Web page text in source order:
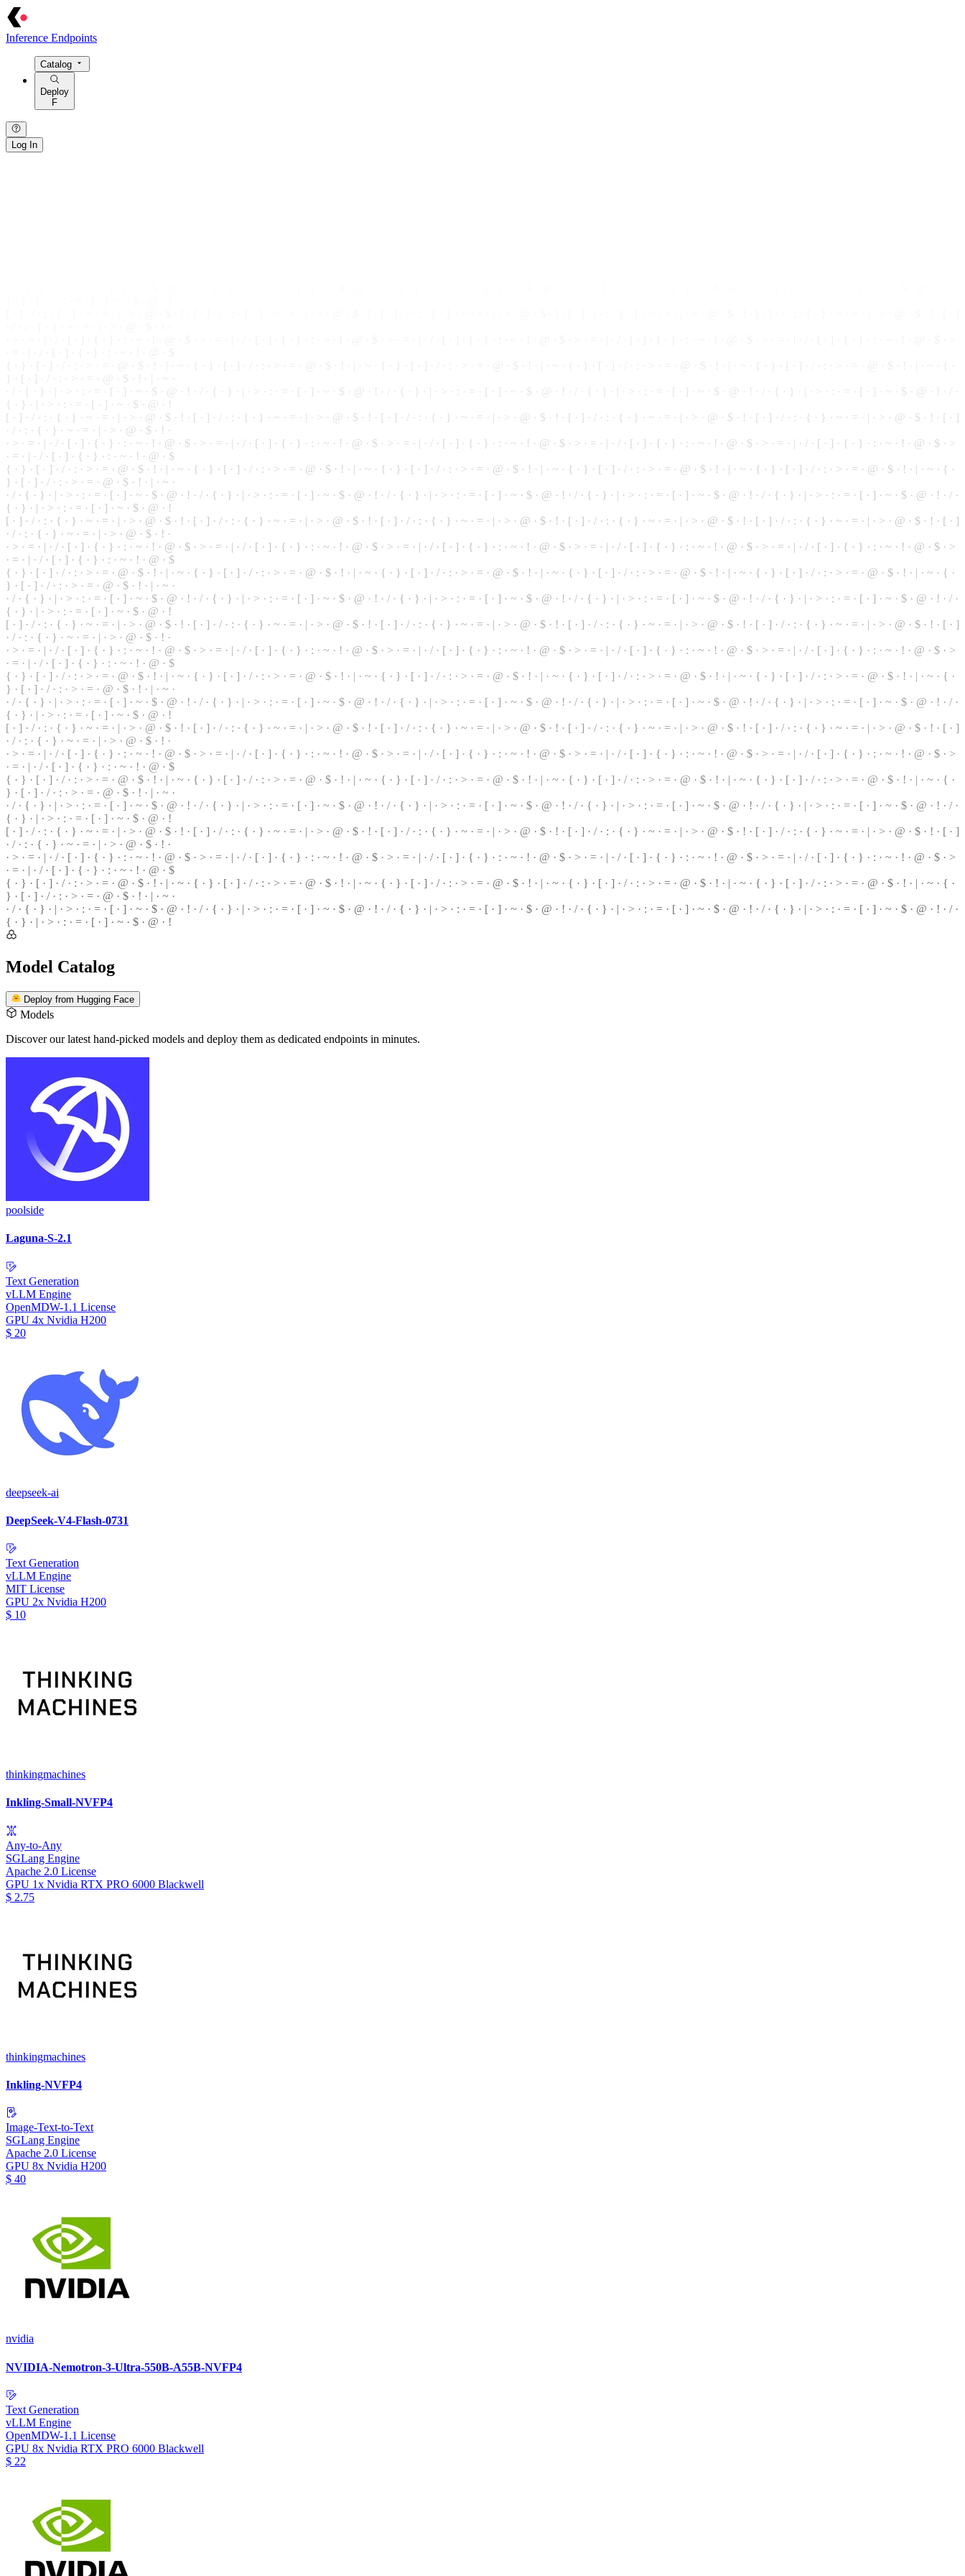
Inference Endpoints
Catalog
Deploy
F
Log In
} · [ · ] · / · : · > · = · @ · $ · ! · | · ~ ·
· / · { · } · | · > · : ·
· [ · ] · ~ · $ · @ · ! · / · { · } · | · > · : · = · [ · ] · ~ · $ · @ · ! · / · { · } · | · > · : · = · [ · ] · ~ · $ · @ · ! · / · { · } · | · > · : · = · [ · ] · ~ · $ · @ · ! · / · { · } · | · > · : · = · [ · ] · ~ · $ · @ · ! ·
·
{ · } · | · > · : · = · [ · ] · ~ · $ · @ · !
[ · ] · / · : · { · } · ~ · = · | · > · @ · $ · ! · [ · ] · / · : · { · } · ~ · = · | · > · @ · $ · ! · [ · ] · / · : · { · } · ~ · = · | · > · @ · $ · ! · [ · ] · / · : · { · } · ~ · = · | · > · @ · $ · ! · [ · ] · / · : · { · } · ~ · = · | · > · @ · $ · ! · [ · ]
· / · : · { · } · ~ · = · | · > · @ · $ · ! ·
· > · = · | · / · [ · ] · { · } · : · ~ · ! · @ · $ · > · = · | · / · [ · ] · { · } · : · ~ · ! · @ · $ · > · = · | · / · [ · ] · { · } · : · ~ · ! · @ · $ · > · = · | · / · [ · ] · { · } · : · ~ · ! · @ · $ · > · = · | · / · [ · ] · { · } · : · ~ · ! · @ · $ · >
· = · | · / · [ · ] · { · } · : · ~ · ! · @ · $
{ · } · [ · ] · / · : · > · = · @ · $ · ! · | · ~ · { · } · [ · ] · / · : · > · = · @ · $ · ! · | · ~ · { · } · [ · ] · / · : · > · = · @ · $ · ! · | · ~ · { · } · [ · ] · / · : · > · = · @ · $ · ! · | · ~ · { · } · [ · ] · / · : · > · = · @ · $ · ! · | · ~ · { ·
} · [ · ] · / · : · > · = · @ · $ · ! · | · ~ ·
· / · { · } · | · > · : · = · [ · ] · ~ · $ · @ · ! · / · { · } · | · > · : · = · [ · ] · ~ · $ · @ · ! · / · { · } · | · > · : · = · [ · ] · ~ · $ · @ · ! · / · { · } · | · > · : · = · [ · ] · ~ · $ · @ · ! · / · { · } · | · > · : · = · [ · ] · ~ · $ · @ · ! · / ·
{ · } · | · > · : · = · [ · ] · ~ · $ · @ · !
[ · ] · / · : · { · } · ~ · = · | · > · @ · $ · ! · [ · ] · / · : · { · } · ~ · = · | · > · @ · $ · ! · [ · ] · / · : · { · } · ~ · = · | · > · @ · $ · ! · [ · ] · / · : · { · } · ~ · = · | · > · @ · $ · ! · [ · ] · / · : · { · } · ~ · = · | · > · @ · $ · ! · [ · ]
· / · : · { · } · ~ · = · | · > · @ · $ · ! ·
· > · = · | · / · [ · ] · { · } · : · ~ · ! · @ · $ · > · = · | · / · [ · ] · { · } · : · ~ · ! · @ · $ · > · = · | · / · [ · ] · { · } · : · ~ · ! · @ · $ · > · = · | · / · [ · ] · { · } · : · ~ · ! · @ · $ · > · = · | · / · [ · ] · { · } · : · ~ · ! · @ · $ · >
· = · | · / · [ · ] · { · } · : · ~ · ! · @ · $
{ · } · [ · ] · / · : · > · = · @ · $ · ! · | · ~ · { · } · [ · ] · / · : · > · = · @ · $ · ! · | · ~ · { · } · [ · ] · / · : · > · = · @ · $ · ! · | · ~ · { · } · [ · ] · / · : · > · = · @ · $ · ! · | · ~ · { · } · [ · ] · / · : · > · = · @ · $ · ! · | · ~ · { ·
} · [ · ] · / · : · > · = · @ · $ · ! · | · ~ ·
· / · { · } · | · > · : · = · [ · ] · ~ · $ · @ · ! · / · { · } · | · > · : · = · [ · ] · ~ · $ · @ · ! · / · { · } · | · > · : · = · [ · ] · ~ · $ · @ · ! · / · { · } · | · > · : · = · [ · ] · ~ · $ · @ · ! · / · { · } · | · > · : · = · [ · ] · ~ · $ · @ · ! · / ·
{ · } · | · > · : · = · [ · ] · ~ · $ · @ · !
[ · ] · / · : · { · } · ~ · = · | · > · @ · $ · ! · [ · ] · / · : · { · } · ~ · = · | · > · @ · $ · ! · [ · ] · / · : · { · } · ~ · = · | · > · @ · $ · ! · [ · ] · / · : · { · } · ~ · = · | · > · @ · $ · ! · [ · ] · / · : · { · } · ~ · = · | · > · @ · $ · ! · [ · ]
· / · : · { · } · ~ · = · | · > · @ · $ · ! ·
· > · = · | · / · [ · ] · { · } · : · ~ · ! · @ · $ · > · = · | · / · [ · ] · { · } · : · ~ · ! · @ · $ · > · = · | · /· [ · ] · { · } · : · ~ · ! · @ · $ · > · = · | · / · [ · ] · { · } · : · ~ · ! · @ · $ · > · = · | · / · [ · ] · { · } · : · ~ · ! · @ · $ · >
· = · | · /· [ · ] · { · } · : · ~ · ! · @ · $
{ · } · [ · ] · / · : · > · = · @ · $ · ! · | · ~ · { · } · [ · ] · / · : · > · = · @ · $ · ! · | · ~ · { · } · [ · ] · / · : · > · = · @ · $ · ! · | · ~ · { · } · [ · ] · / · : · > · = · @ · $ · ! · | · ~ · { · } · [ · ] · / · : · > · = · @ · $ · ! · | · ~ · { ·
} · [ · ] · /· : · > · = · @ · $ · ! · | · ~ ·
· / · { · } · | · > · : · = · [ · ] · ~ · $ · @ · ! · / · { · } · | · > · : · = · [ · ] · ~ · $ · @ · ! · / · { · } · | · > · : · = · [ · ] · ~ · $ · @ · ! · /· { · } · | · > · : · = · [ · ] · ~ · $ · @ · ! · / · { · } · | · > · : · = · [ · ] · ~ · $ · @ · ! · / ·
{ · } · | · > · : · = · [ · ] · ~ · $ · @ · !
[ · ] · / · : · { · } · ~ · = · | · > · @ · $ · ! · [ · ] · / · : · { · } · ~ · = · | · > · @ · $ · ! · [ · ] · / · : · { · } · ~ · = · | · > · @ · $ · ! · [ · ] · / · : · { · } · ~ · = · | · > · @ · $ · ! · [ · ] · / · : · { · } · ~ · = · | · > · @ · $ · ! · [ · ]
· / · : · { · } · ~ · = · | · > · @ · $ · ! ·
· > · = · | · /· [ · ] · { · } · : · ~ · ! · @ · $ · > · = · | · / · [ · ] · { · } · : · ~ · ! · @ · $ · > · = · | · / · [ · ] · { · } · : · ~ · ! · @ · $ · > · = · | · / · [ · ] · { · } · : · ~ · ! · @ · $ · > · = · | · / · [ · ] · { · } · : · ~ · ! · @ · $ · >
· = · | · / · [ · ] · { · } · : · ~ · ! · @ · $
{ · } · [ · ] · / · : · > · = · @ · $ · ! · | · ~ · { · } · [ · ] · / · : · > · = · @ · $ · ! · | · ~ · { · } · [ · ] · / · : · > · = · @ · $ · ! · | · ~ · { · } · [ · ] · / · : · > · = · @ · $ · ! · | · ~ · { · } · [ · ] · / · : · > · = · @ · $ · ! · | · ~ · { ·
} · [ · ] · / · : · > · = · @ · $ · ! · | · ~ ·
· / · { · } · | · > · : · = · [ · ] · ~ · $ · @ · ! · / · { · } · | · > · : · = · [ · ] · ~ · $ · @ · ! · / · { · } · | · > · : · = · [ · ] · ~ · $ · @ · ! · / · { · } · | · > · : · = · [ · ] · ~ · $ · @ · ! · / · { · } · | · > · : · = · [ · ] · ~ · $ · @ · ! · / ·
{ · } · | · > · : · = · [ · ] · ~ · $ · @ · !
[ · ] · / · : · { · } · ~ · = · | · > · @ · $ · ! · [ · ] · / · : · { · } · ~ · = · | · > · @ · $ · ! · [ · ] · / · : · { · } · ~ · = · | · > · @ · $ · ! · [ · ] · / · : · { · } · ~ · = · | · > · @ · $ · ! · [ · ] · / · : · { · } · ~ · = · | · > · @ · $ · ! · [ · ]
· / · : · { · } · ~ · = · | · > · @ · $ · ! ·
· > · = · | · / · [ · ] · { · } · : · ~ · ! · @ · $ · > · = · | · / · [ · ] · { · } · : · ~ · ! · @ · $ · > · = · | · / · [ · ] · { · } · : · ~ · ! · @ · $ · > · = · | · / · [ · ] · { · } · : · ~ · ! · @ · $ · > · = · | · / · [ · ] · { · } · : · ~ · ! · @ · $ · >
· = · | · / · [ · ] · { · } · : · ~ · ! · @ · $
{ · } · [ · ] · / · : · > · = · @ · $ · ! · | · ~ · { · } · [ · ] · / · : · > · = · @ · $ · ! · | · ~ · { · } · [ · ] · / · : · > · = · @ · $ · ! · | · ~ · { · } · [ · ] · / · : · > · = · @ · $ · ! · | · ~ · { · } · [ · ] · /· : · > · = · @ · $ · ! · | · ~ · { ·
} · [ · ] · / · : · > · = · @ · $ · ! · | · ~ ·
· / · { · } · | · > · : · = · [ · ] · ~ · $ · @ · ! · / · { · } · | · > · : · = · [ · ] · ~ · $ · @ · ! · / · { · } · | · > · : · = · [ · ] · ~ · $ · @ · ! · /· { · } · | · > · : · = · [ · ] · ~ · $ · @ · ! · / · { · } · | · > · : · = · [ · ] · ~ · $ · @ · ! · / ·
{ · } · | · > · : · = · [ · ] · ~ · $ · @ · !
Model Catalog
Deploy from Hugging Face
Models
Discover our latest hand-picked models and deploy them as dedicated endpoints in minutes.
poolside
Laguna-S-2.1
Text Generation
vLLM Engine
OpenMDW-1.1 License
GPU 4x Nvidia H200
$ 20
deepseek-ai
DeepSeek-V4-Flash-0731
Text Generation
vLLM Engine
MIT License
GPU 2x Nvidia H200
$ 10
thinkingmachines
Inkling-Small-NVFP4
Any-to-Any
SGLang Engine
Apache 2.0 License
GPU 1x Nvidia RTX PRO 6000 Blackwell
$ 2.75
thinkingmachines
Inkling-NVFP4
Image-Text-to-Text
SGLang Engine
Apache 2.0 License
GPU 8x Nvidia H200
$ 40
nvidia
NVIDIA-Nemotron-3-Ultra-550B-A55B-NVFP4
Text Generation
vLLM Engine
OpenMDW-1.1 License
GPU 8x Nvidia RTX PRO 6000 Blackwell
$ 22